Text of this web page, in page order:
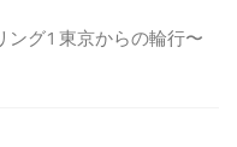
ング1 東京からの輪行〜